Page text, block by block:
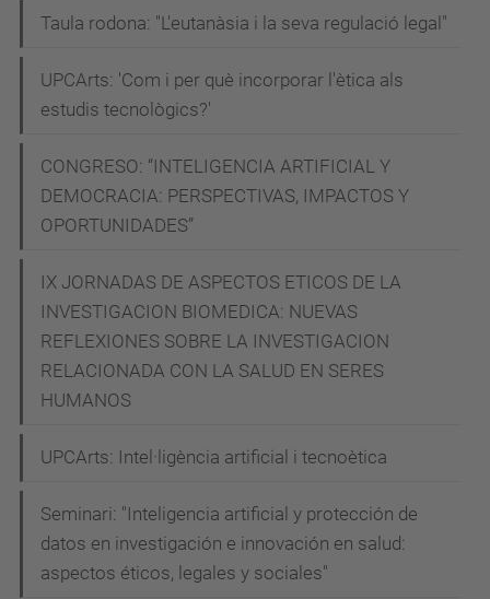
Taula rodona: "L'eutanàsia i la seva regulació legal"
UPCArts: 'Com i per què incorporar l'ètica als
estudis tecnològics?'
CONGRESO: “INTELIGENCIA ARTIFICIAL Y
DEMOCRACIA: PERSPECTIVAS, IMPACTOS Y
OPORTUNIDADES”
IX JORNADAS DE ASPECTOS ETICOS DE LA
INVESTIGACION BIOMEDICA: NUEVAS
REFLEXIONES SOBRE LA INVESTIGACION
RELACIONADA CON LA SALUD EN SERES
HUMANOS
UPCArts: Intel·ligència artificial i tecnoètica
Seminari: "Inteligencia artificial y protección de
datos en investigación e innovación en salud:
aspectos éticos, legales y sociales"